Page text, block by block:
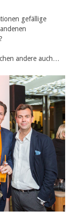
gefällige
andere auch…